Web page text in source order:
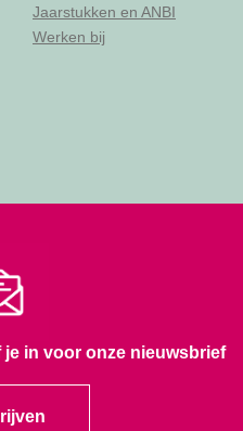
Jaarstukken en ANBI
Werken bij
in voor onze nieuwsbrief